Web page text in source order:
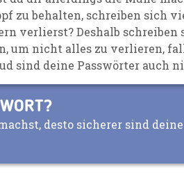
zu behalten, schreiben sich
verlierst? Deshalb
, um nicht alles zu verlieren,
sind deine Passwörter auch
desto sicherer sind